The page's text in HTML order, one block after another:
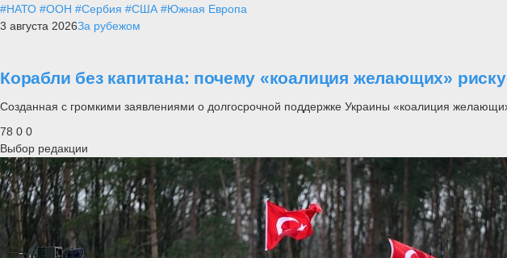
#НАТО #ООН #Сербия #США #Южная Европа
3 августа 2026За рубежом
Корабли без капитана: почему «коалиция желающих»
Созданная с громкими заявлениями о долгосрочной поддержке Украины «коалиция
78 0 0
Выбор редакции